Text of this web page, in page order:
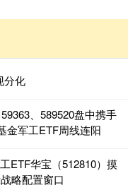
分化
、589520盘中携手
金军工ETF周线连阳
ETF华宝（512810）摸
略配置窗口